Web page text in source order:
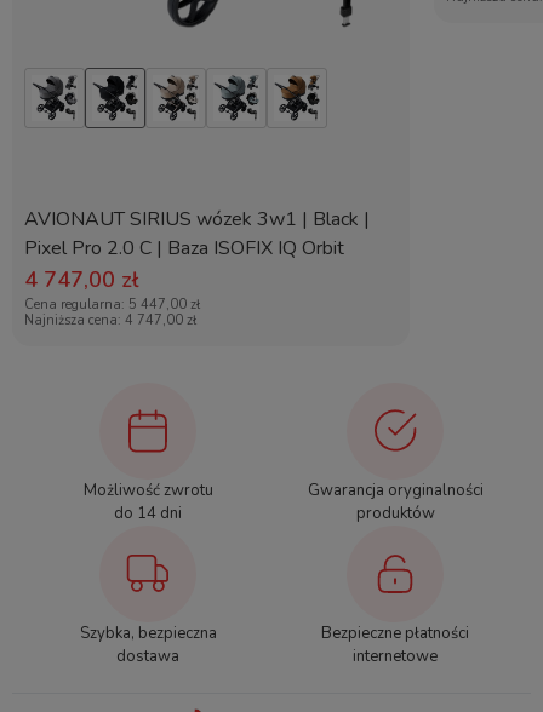
Pojemny kosz
codzienne spacery.
Lepsza widoczność
Poprawiają widoczność
Materiały są
impregnowane i posiadają
ochronę UV50+.
Chroni przed słońcem
przez cały rok.
jakości tkanina
Tkanina jest gładka i
przyjemna w dotyku.
Estetyczne wykończenie
i nowoczesna paleta
kolorów, inspirowana
AVIONAUT SIRIUS wózek 3w1 | Black |
Pixel Pro 2.0 C | Baza ISOFIX IQ Orbit
4 747,00 zł
Cena regularna: 5 447,00 zł
Najniższa cena: 4 747,00 zł
Możliwość zwrotu
do 14 dni
Gwarancja oryginalności
produktów
Szybka, bezpieczna
dostawa
Bezpieczne płatności
internetowe